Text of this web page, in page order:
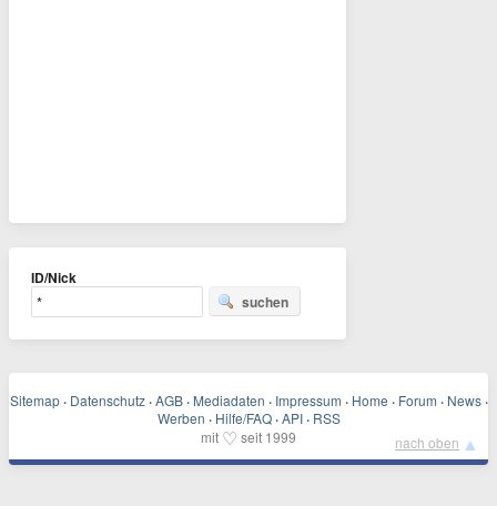
ID/Nick
suchen
Sitemap · Datenschutz · AGB · Mediadaten · Impressum · Home · Forum · News ·
Werben · Hilfe/FAQ · API · RSS
mit ♡ seit 1999 nach oben ▲